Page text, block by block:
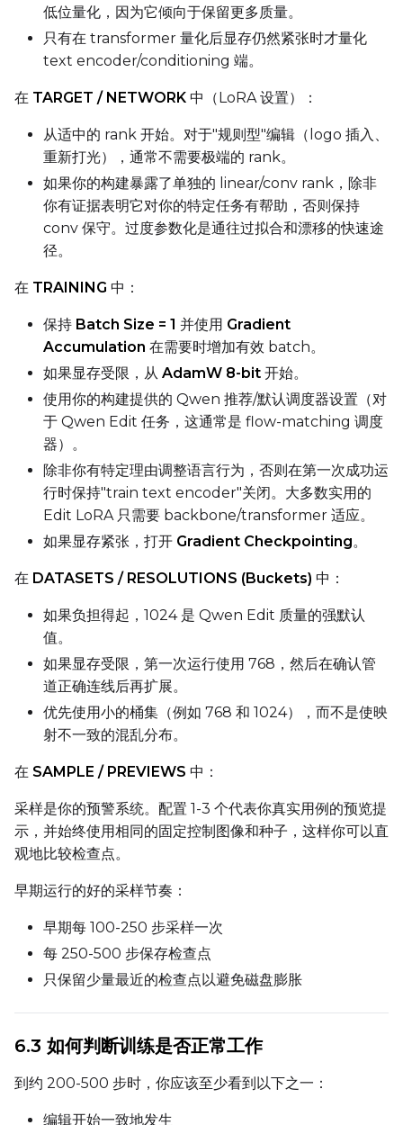
LoRA Scale
Prompt
Width
Seed
LoRA Scale
Prompt
Width
Seed
Seed
低位量化，因为它倾向于保留更多质量。
只有在 transformer 量化后显存仍然紧张时才量化
text encoder/conditioning 端。
在 TARGET / NETWORK 中（LoRA 设置）：
从适中的 rank 开始。对于"规则型"编辑（logo 插入、
重新打光），通常不需要极端的 rank。
如果你的构建暴露了单独的 linear/conv rank，除非
你有证据表明它对你的特定任务有帮助，否则保持
conv 保守。过度参数化是通往过拟合和漂移的快速途
径。
在 TRAINING 中：
保持 Batch Size = 1 并使用 Gradient
Accumulation 在需要时增加有效 batch。
如果显存受限，从 AdamW 8-bit 开始。
使用你的构建提供的 Qwen 推荐/默认调度器设置（对
于 Qwen Edit 任务，这通常是 flow-matching 调度
器）。
除非你有特定理由调整语言行为，否则在第一次成功运
行时保持"train text encoder"关闭。大多数实用的
Edit LoRA 只需要 backbone/transformer 适应。
如果显存紧张，打开 Gradient Checkpointing。
在 DATASETS / RESOLUTIONS (Buckets) 中：
如果负担得起，1024 是 Qwen Edit 质量的强默认
值。
如果显存受限，第一次运行使用 768，然后在确认管
道正确连线后再扩展。
优先使用小的桶集（例如 768 和 1024），而不是使映
射不一致的混乱分布。
在 SAMPLE / PREVIEWS 中：
采样是你的预警系统。配置 1-3 个代表你真实用例的预览提
示，并始终使用相同的固定控制图像和种子，这样你可以直
观地比较检查点。
早期运行的好的采样节奏：
早期每 100-250 步采样一次
每 250-500 步保存检查点
只保留少量最近的检查点以避免磁盘膨胀
6.3 如何判断训练是否正常工作
到约 200-500 步时，你应该至少看到以下之一：
编辑开始一致地发生